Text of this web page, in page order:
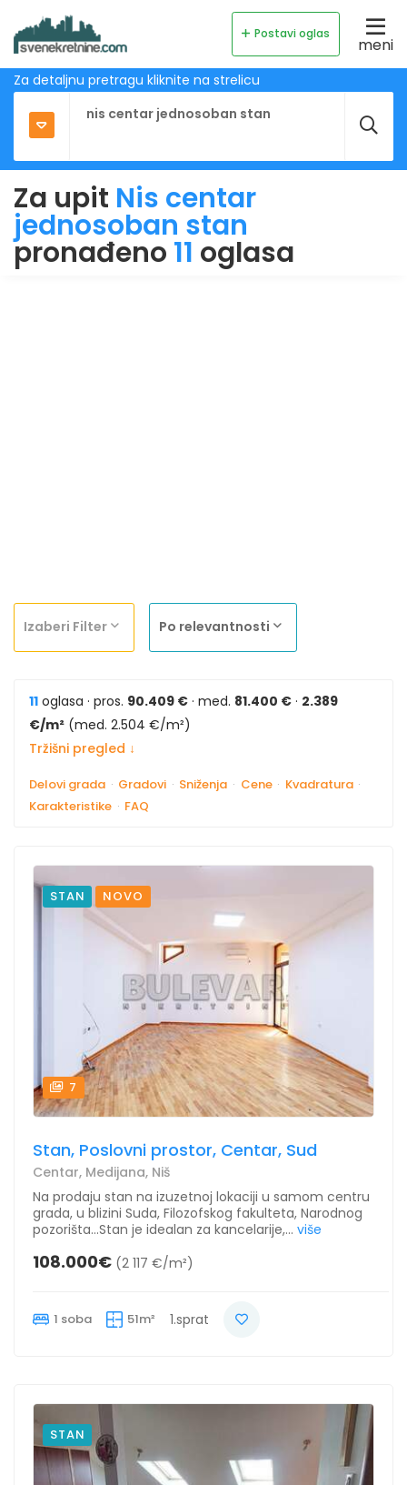
Postavi oglas
meni
Za detaljnu pretragu kliknite na strelicu
Za upit Nis centar
jednosoban stan
pronađeno 11 oglasa
Izaberi Filter Po relevantnosti
11 oglasa · pros. 90.409 € · med. 81.400 € · 2.389
€/m² (med. 2.504 €/m²)
Tržišni pregled ↓
Delovi grada · Gradovi · Sniženja · Cene · Kvadratura ·
Karakteristike · FAQ
STAN NOVO
7
Stan, Poslovni prostor, Centar, Sud
Centar, Medijana, Niš
Na prodaju stan na izuzetnoj lokaciji u samom centru
grada, u blizini Suda, Filozofskog fakulteta, Narodnog
pozorišta...Stan je idealan za kancelarije,... više
108.000€ (2 117 €/m²)
1 soba 51m² 1.sprat
STAN